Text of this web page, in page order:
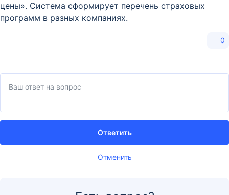
цены». Система сформирует перечень страховых
программ в разных компаниях.
0
Отменить
Ответить